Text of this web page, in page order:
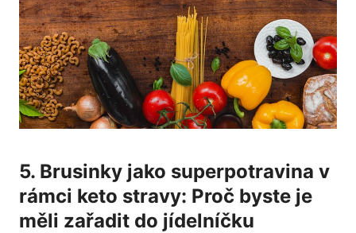
5. Brusinky jako superpotravina v
rámci keto stravy: Proč byste je
měli zařadit do jídelníčku